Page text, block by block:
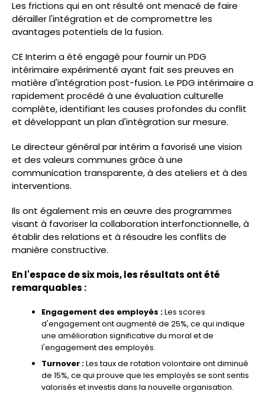
Les frictions qui en ont résulté ont menacé de faire
dérailler l'intégration et de compromettre les
avantages potentiels de la fusion.
CE Interim a été engagé pour fournir un PDG
intérimaire expérimenté ayant fait ses preuves en
matière d'intégration post-fusion. Le PDG intérimaire a
rapidement procédé à une évaluation culturelle
complète, identifiant les causes profondes du conflit
et développant un plan d'intégration sur mesure.
Le directeur général par intérim a favorisé une vision
et des valeurs communes grâce à une
communication transparente, à des ateliers et à des
interventions.
Ils ont également mis en œuvre des programmes
visant à favoriser la collaboration interfonctionnelle, à
établir des relations et à résoudre les conflits de
manière constructive.
En l'espace de six mois, les résultats ont été
remarquables :
Engagement des employés :Les scores
d'engagement ont augmenté de 25%, ce qui indique
une amélioration significative du moral et de
l'engagement des employés.
Turnover :Les taux de rotation volontaire ont diminué
de 15%, ce qui prouve que les employés se sont sentis
valorisés et investis dans la nouvelle organisation.